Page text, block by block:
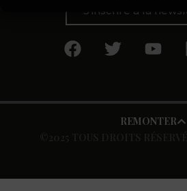
S'inscrire à la
REMONTER
©2025 TOUS DROITS